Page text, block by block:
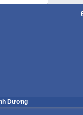
Dương